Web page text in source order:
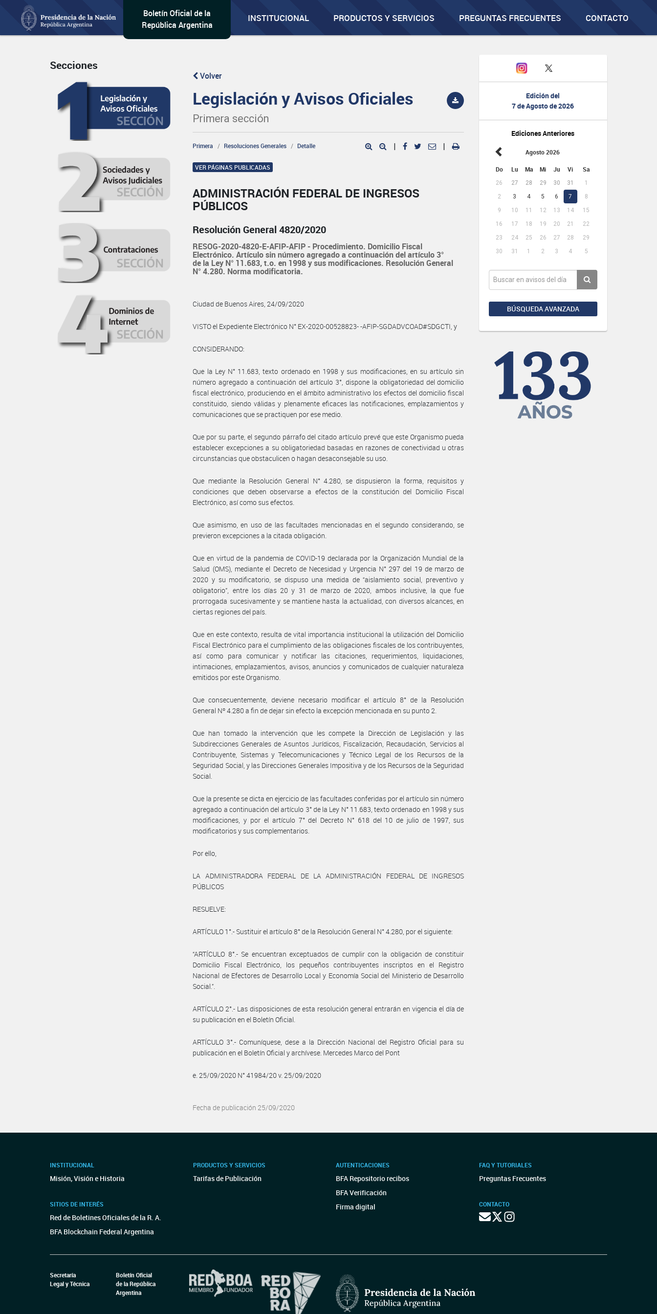
Boletín Oficial de la
República Argentina
INSTITUCIONAL PRODUCTOS Y SERVICIOS PREGUNTAS FRECUENTES CONTACTO
Edición del
7 de Agosto de 2026
Ediciones Anteriores
Agosto 2026
Do Lu Ma Mi Ju Vi Sa
26 27 28 29 30 31
1
2
3 4 5 6 7
8
9
10 11 12 13 14
15
16
17 18 19 20 21
22
23
24 25 26 27 28
29
30
31 1 2 3 4 5
BÚSQUEDA AVANZADA
Secciones
Volver
Legislación y Avisos Oficiales
Primera sección
Primera Resoluciones Generales Detalle | |
VER PÁGINAS PUBLICADAS
ADMINISTRACIÓN FEDERAL DE INGRESOS
PÚBLICOS
Resolución General 4820/2020
RESOG-2020-4820-E-AFIP-AFIP - Procedimiento. Domicilio Fiscal
Electrónico. Artículo sin número agregado a continuación del artículo 3°
de la Ley N° 11.683, t.o. en 1998 y sus modificaciones. Resolución General
N° 4.280. Norma modificatoria.
Ciudad de Buenos Aires, 24/09/2020
VISTO el Expediente Electrónico N° EX-2020-00528823- -AFIP-SGDADVCOAD#SDGCTI, y
CONSIDERANDO:
Que la Ley N° 11.683, texto ordenado en 1998 y sus modificaciones, en su artículo sin
número agregado a continuación del artículo 3°, dispone la obligatoriedad del domicilio
fiscal electrónico, produciendo en el ámbito administrativo los efectos del domicilio fiscal
constituido, siendo válidas y plenamente eficaces las notificaciones, emplazamientos y
comunicaciones que se practiquen por ese medio.
Que por su parte, el segundo párrafo del citado artículo prevé que este Organismo pueda
establecer excepciones a su obligatoriedad basadas en razones de conectividad u otras
circunstancias que obstaculicen o hagan desaconsejable su uso.
Que mediante la Resolución General N° 4.280, se dispusieron la forma, requisitos y
condiciones que deben observarse a efectos de la constitución del Domicilio Fiscal
Electrónico, así como sus efectos.
Que asimismo, en uso de las facultades mencionadas en el segundo considerando, se
previeron excepciones a la citada obligación.
Que en virtud de la pandemia de COVID-19 declarada por la Organización Mundial de la
Salud (OMS), mediante el Decreto de Necesidad y Urgencia N° 297 del 19 de marzo de
2020 y su modificatorio, se dispuso una medida de “aislamiento social, preventivo y
obligatorio”, entre los días 20 y 31 de marzo de 2020, ambos inclusive, la que fue
prorrogada sucesivamente y se mantiene hasta la actualidad, con diversos alcances, en
ciertas regiones del país.
Que en este contexto, resulta de vital importancia institucional la utilización del Domicilio
Fiscal Electrónico para el cumplimiento de las obligaciones fiscales de los contribuyentes,
así como para comunicar y notificar las citaciones, requerimientos, liquidaciones,
intimaciones, emplazamientos, avisos, anuncios y comunicados de cualquier naturaleza
emitidos por este Organismo.
Que consecuentemente, deviene necesario modificar el artículo 8° de la Resolución
General Nº 4.280 a fin de dejar sin efecto la excepción mencionada en su punto 2.
Que han tomado la intervención que les compete la Dirección de Legislación y las
Subdirecciones Generales de Asuntos Jurídicos, Fiscalización, Recaudación, Servicios al
Contribuyente, Sistemas y Telecomunicaciones y Técnico Legal de los Recursos de la
Seguridad Social, y las Direcciones Generales Impositiva y de los Recursos de la Seguridad
Social.
Que la presente se dicta en ejercicio de las facultades conferidas por el artículo sin número
agregado a continuación del artículo 3° de la Ley N° 11.683, texto ordenado en 1998 y sus
modificaciones, y por el artículo 7° del Decreto N° 618 del 10 de julio de 1997, sus
modificatorios y sus complementarios.
Por ello,
LA ADMINISTRADORA FEDERAL DE LA ADMINISTRACIÓN FEDERAL DE INGRESOS
PÚBLICOS
RESUELVE:
ARTÍCULO 1°.- Sustituir el artículo 8° de la Resolución General N° 4.280, por el siguiente:
“ARTÍCULO 8°.- Se encuentran exceptuados de cumplir con la obligación de constituir
Domicilio Fiscal Electrónico, los pequeños contribuyentes inscriptos en el Registro
Nacional de Efectores de Desarrollo Local y Economía Social del Ministerio de Desarrollo
Social.”.
ARTÍCULO 2°.- Las disposiciones de esta resolución general entrarán en vigencia el día de
su publicación en el Boletín Oficial.
ARTÍCULO 3°.- Comuníquese, dese a la Dirección Nacional del Registro Oficial para su
publicación en el Boletín Oficial y archívese. Mercedes Marco del Pont
e. 25/09/2020 N° 41984/20 v. 25/09/2020
Fecha de publicación 25/09/2020
INSTITUCIONAL
Misión, Visión e Historia
SITIOS DE INTERÉS
Red de Boletines Oficiales de la R. A.
BFA Blockchain Federal Argentina
PRODUCTOS Y SERVICIOS
Tarifas de Publicación
AUTENTICACIONES
BFA Repositorio recibos
BFA Verificación
Firma digital
FAQ Y TUTORIALES
Preguntas Frecuentes
CONTACTO
Secretaría
Legal y Técnica
Boletín Oficial
de la República
Argentina